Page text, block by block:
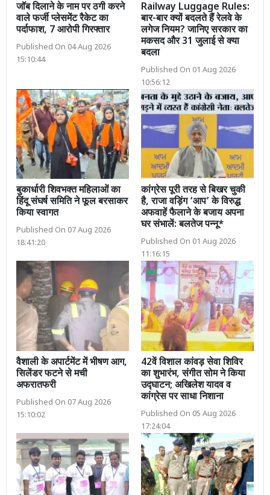
जॉब दिलाने के नाम पर ठगी करने
वाले फर्जी प्लेसमेंट रैकेट का
पर्दाफाश, 7 आरोपी गिरफ्तार
Published On 04 Aug 2026
15:10:44
Railway Luggage Rules:
बार-बार क्यों बदलते हैं रेलवे के
लगेज नियम? जानिए सरकार का
मकसद और 31 जुलाई से क्या
बदला
Published On 01 Aug 2026
10:56:12
बुकार्धारी शिवभक्त महिलाओं का
हिंदू संघर्ष समिति ने फूल बरसाकर
किया स्वागत
Published On 07 Aug 2026
18:41:20
कांग्रेस पूरी तरह से बिखर चुकी
है, राजा वड़िंग ‘आप’ के विरुद्ध
अफवाहें फैलाने के बजाय अपना
घर संभालें: बलतेज पन्नू*
Published On 01 Aug 2026
11:16:15
वैशाली के अपार्टमेंट में भीषण आग,
सिलेंडर फटने से मची
अफरातफरी
Published On 07 Aug 2026
15:10:02
42वें विशाल कांवड़ सेवा शिविर
का शुभारंभ, संगीत सोम ने किया
उद्घाटन; अखिलेश यादव व
कांग्रेस पर साधा निशाना
Published On 05 Aug 2026
17:24:04